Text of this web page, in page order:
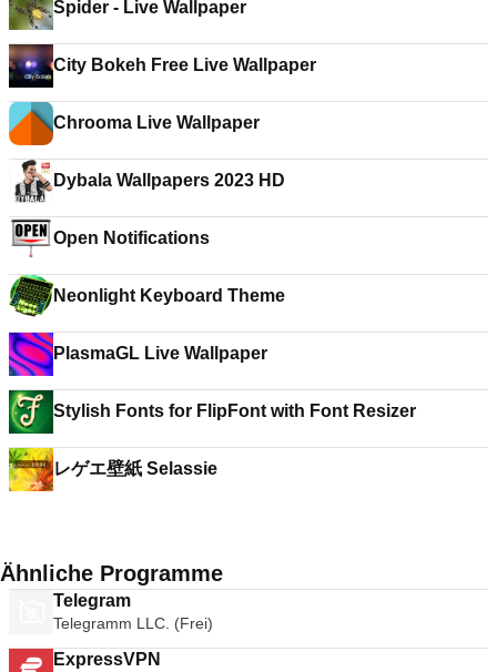
Spider - Live Wallpaper
City Bokeh Free Live Wallpaper
Chrooma Live Wallpaper
Dybala Wallpapers 2023 HD
Open Notifications
Neonlight Keyboard Theme
PlasmaGL Live Wallpaper
Stylish Fonts for FlipFont with Font Resizer
レゲエ壁紙 Selassie
Ähnliche Programme
Telegram
Telegramm LLC. (Frei)
ExpressVPN